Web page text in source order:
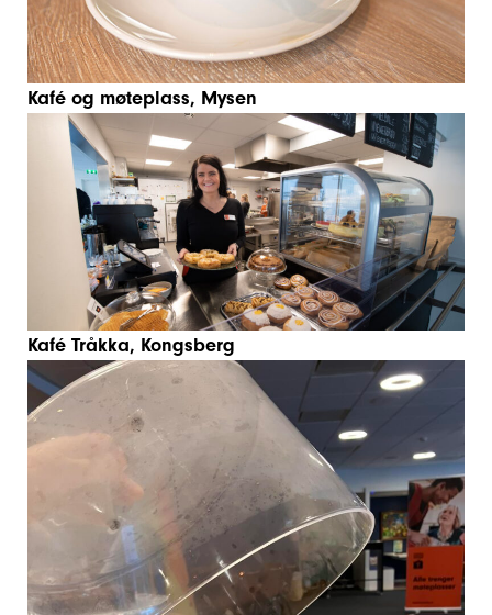
Kafé og møteplass, Mysen
Kafé Tråkka, Kongsberg